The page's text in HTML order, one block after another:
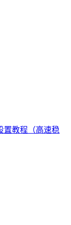
置教程（高速稳